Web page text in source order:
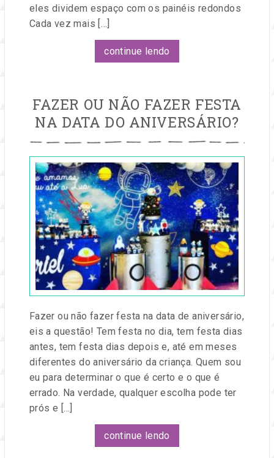
eles dividem espaço com os painéis redondos
Cada vez mais […]
continue lendo
FAZER OU NÃO FAZER FESTA
NA DATA DO ANIVERSÁRIO?
Publicado
em
31
jul,
2019por
Dorinha
Lira
Fazer ou não fazer festa na data de aniversário,
eis a questão! Tem festa no dia, tem festa dias
antes, tem festa dias depois e, até em meses
diferentes do aniversário da criança. Quem sou
eu para determinar o que é certo e o que é
errado. Na verdade, qualquer escolha pode ter
prós e […]
continue lendo